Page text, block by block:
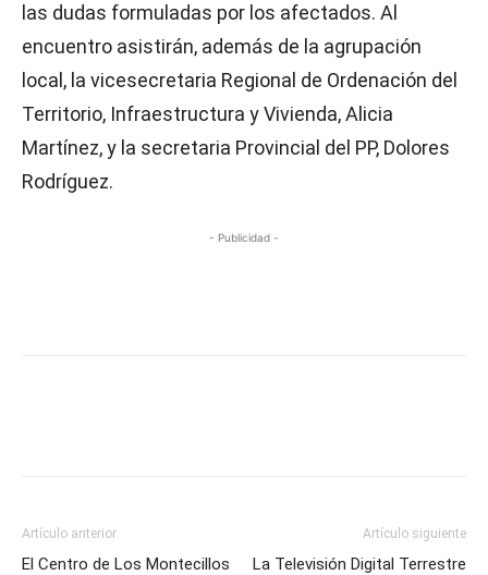
las dudas formuladas por los afectados. Al
encuentro asistirán, además de la agrupación
local, la vicesecretaria Regional de Ordenación del
Territorio, Infraestructura y Vivienda, Alicia
Martínez, y la secretaria Provincial del PP, Dolores
Rodríguez.
- Publicidad -
Artículo anterior
El Centro de Los Montecillos
Artículo siguiente
La Televisión Digital Terrestre